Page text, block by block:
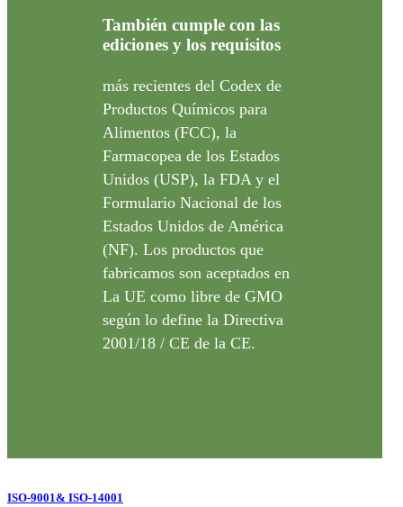
También cumple con las
ediciones y los requisitos
más recientes del Codex de
Productos Químicos para
Alimentos (FCC), la
Farmacopea de los Estados
Unidos (USP), la FDA y el
Formulario Nacional de los
Estados Unidos de América
(NF). Los productos que
fabricamos son aceptados en
La UE como libre de GMO
según lo define la Directiva
2001/18 / CE de la CE.
ISO-9001& ISO-14001